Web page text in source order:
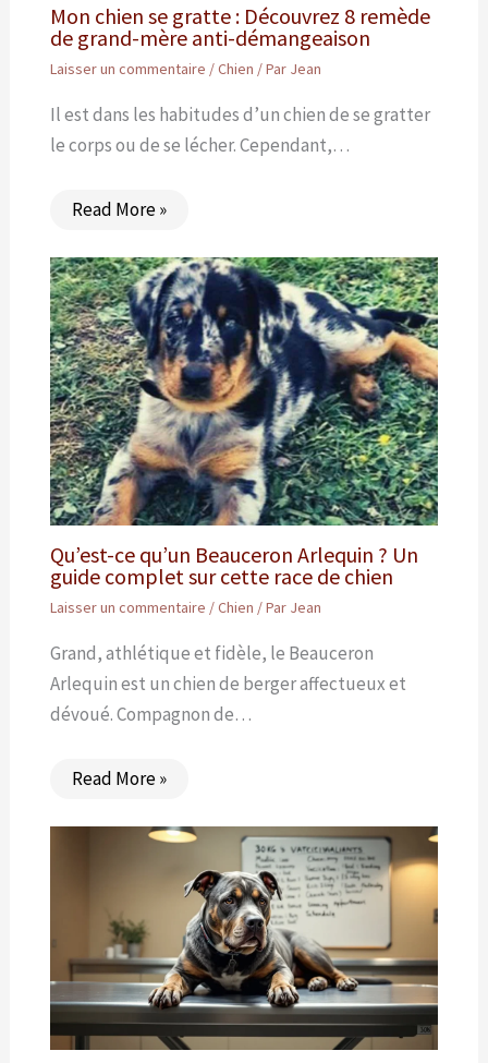
Mon chien se gratte : Découvrez 8 remède
de grand-mère anti-démangeaison
Laisser un commentaire /Chien / Par Jean
Il est dans les habitudes d’un chien de se gratter
le corps ou de se lécher. Cependant,…
Read More »
Qu’est-ce qu’un Beauceron Arlequin ? Un
guide complet sur cette race de chien
Laisser un commentaire /Chien / Par Jean
Grand, athlétique et fidèle, le Beauceron
Arlequin est un chien de berger affectueux et
dévoué. Compagnon de…
Read More »